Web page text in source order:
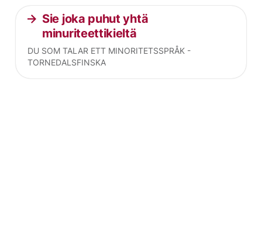
Sie joka puhut yhtä
minuriteettikieltä
DU SOM TALAR ETT MINORITETSSPRÅK -
TORNEDALSFINSKA